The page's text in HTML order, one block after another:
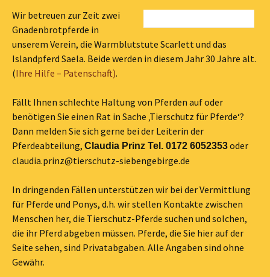
Wir betreuen zur Zeit zwei
Gnadenbrotpferde in
unserem Verein, die Warmblutstute Scarlett und das
Islandpferd Saela. Beide werden in diesem Jahr 30 Jahre alt.
(Ihre Hilfe – Patenschaft).
Fällt Ihnen schlechte Haltung von Pferden auf oder
benötigen Sie einen Rat in Sache ‚Tierschutz für Pferde‘?
Dann melden Sie sich gerne bei der Leiterin der
Pferdeabteilung, Claudia Prinz Tel. 0172 6052353oder
claudia.prinz@tierschutz-siebengebirge.de
In dringenden Fällen unterstützen wir bei der Vermittlung
für Pferde und Ponys, d.h. wir stellen Kontakte zwischen
Menschen her, die Tierschutz-Pferde suchen und solchen,
die ihr Pferd abgeben müssen. Pferde, die Sie hier auf der
Seite sehen, sind Privatabgaben. Alle Angaben sind ohne
Gewähr.